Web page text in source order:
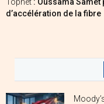
d’accélération de la fibre